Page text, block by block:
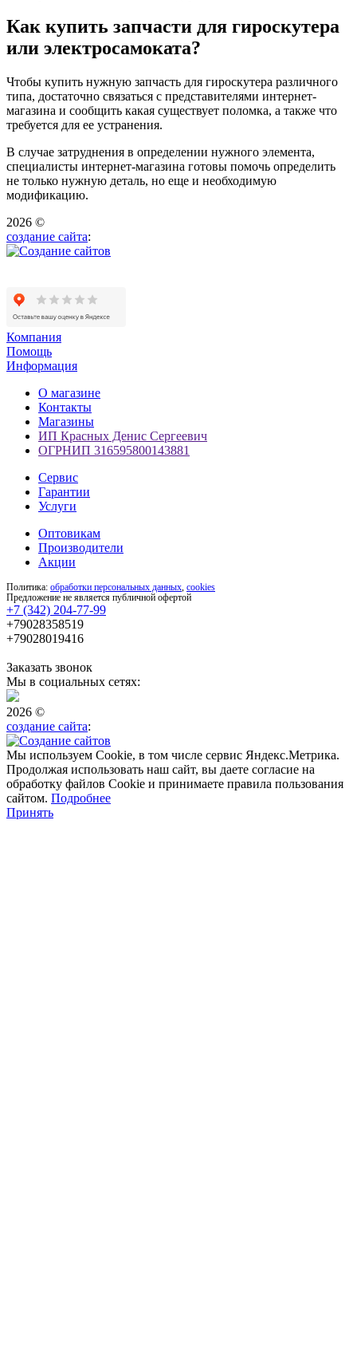
Как купить запчасти для гироскутера
или электросамоката?
Чтобы купить нужную запчасть для гироскутера различного
типа, достаточно связаться с представителями интернет-
магазина и сообщить какая существует поломка, а также что
требуется для ее устранения.
В случае затруднения в определении нужного элемента,
специалисты интернет-магазина готовы помочь определить
не только нужную деталь, но еще и необходимую
модификацию.
2026 ©
создание сайта:
Компания
Помощь
Информация
О магазине
Контакты
Магазины
ИП Красных Денис Сергеевич
ОГРНИП 316595800143881
Сервис
Гарантии
Услуги
Оптовикам
Производители
Акции
Политика: обработки персональных данных cookies
Предложение не является публичной офертой
+7 (342) 204-77-99
+79028358519
+79028019416
Заказать звонок
Мы в социальных сетях:
2026 ©
создание сайта:
Мы используем Cookie, в том числе сервис Яндекс.Метрика.
Продолжая использовать наш сайт, вы даете согласие на
обработку файлов Cookie и принимаете правила пользования
сайтом. Подробнее
Принять